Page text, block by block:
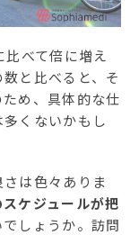
べて倍に増え
と比べると、そ
め、具体的な仕
くないかもし
は色々ありま
スケジュールが把
しょうか。訪問